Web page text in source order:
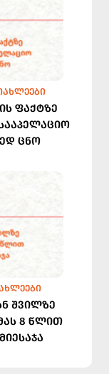
ფაქტზე
ცნო
შვილზე
8 წლით